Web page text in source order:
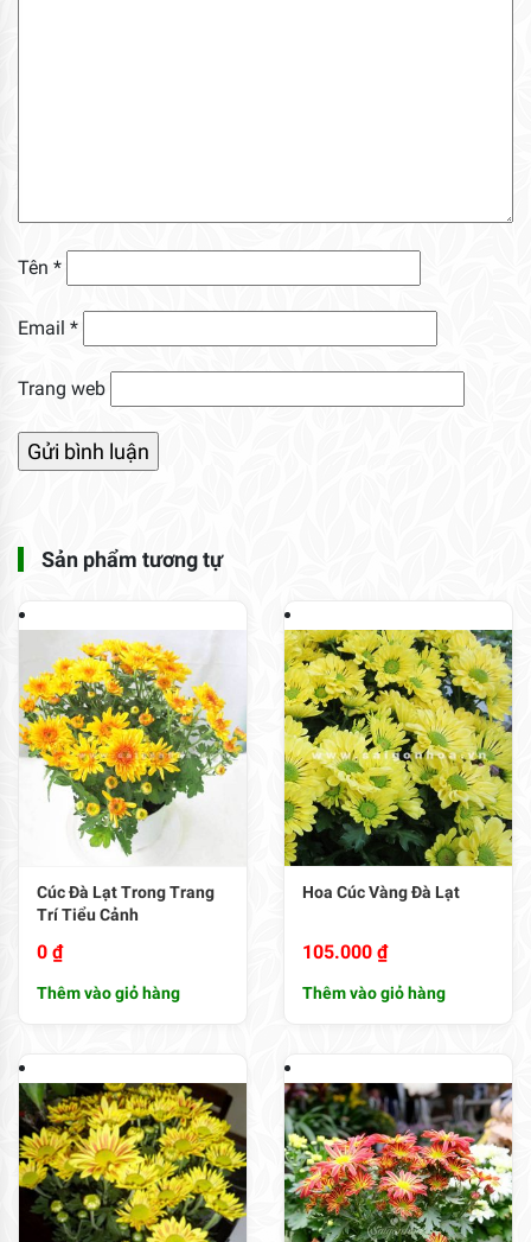
Tên *
Email *
Trang web
Sản phẩm tương tự
Cúc Đà Lạt Trong Trang
Trí Tiểu Cảnh
0 ₫
Thêm vào giỏ hàng
Hoa Cúc Vàng Đà Lạt
105.000 ₫
Thêm vào giỏ hàng